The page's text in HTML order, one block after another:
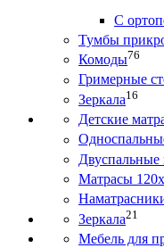
С
Тумбы
Комоды76
Гримерные
Зеркала16
Детские
Двуспальные
Матрасы
Зеркала21
Мебель для